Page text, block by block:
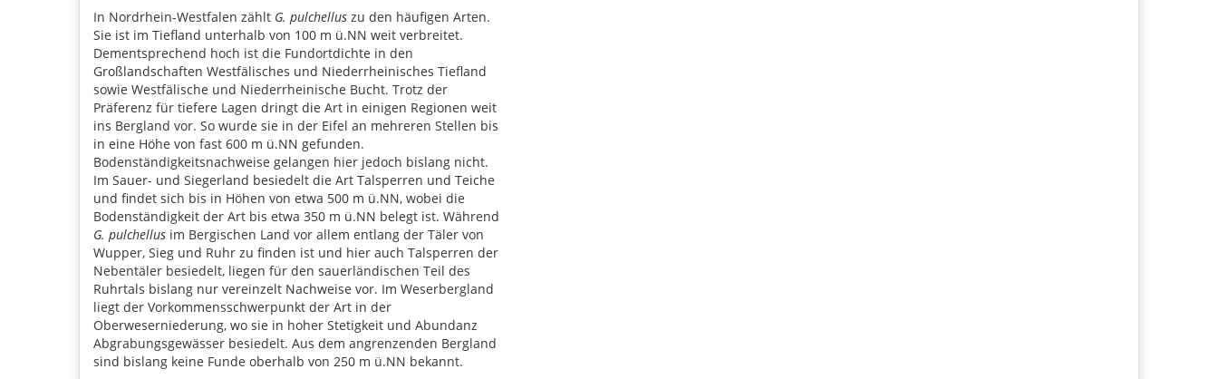
In Nordrhein-Westfalen zählt G. pulchellus zu den häufigen Arten.
Sie ist im Tiefland unterhalb von 100 m ü.NN weit verbreitet.
Dementsprechend hoch ist die Fundortdichte in den
Großlandschaften Westfälisches und Niederrheinisches Tiefland
sowie Westfälische und Niederrheinische Bucht. Trotz der
Präferenz für tiefere Lagen dringt die Art in einigen Regionen weit
ins Bergland vor. So wurde sie in der Eifel an mehreren Stellen bis
in eine Höhe von fast 600 m ü.NN gefunden.
Bodenständigkeitsnachweise gelangen hier jedoch bislang nicht.
Im Sauer- und Siegerland besiedelt die Art Talsperren und Teiche
und findet sich bis in Höhen von etwa 500 m ü.NN, wobei die
Bodenständigkeit der Art bis etwa 350 m ü.NN belegt ist. Während
G. pulchellus im Bergischen Land vor allem entlang der Täler von
Wupper, Sieg und Ruhr zu finden ist und hier auch Talsperren der
Nebentäler besiedelt, liegen für den sauerländischen Teil des
Ruhrtals bislang nur vereinzelt Nachweise vor. Im Weserbergland
liegt der Vorkommensschwerpunkt der Art in der
Oberweserniederung, wo sie in hoher Stetigkeit und Abundanz
Abgrabungsgewässer besiedelt. Aus dem angrenzenden Bergland
sind bislang keine Funde oberhalb von 250 m ü.NN bekannt.